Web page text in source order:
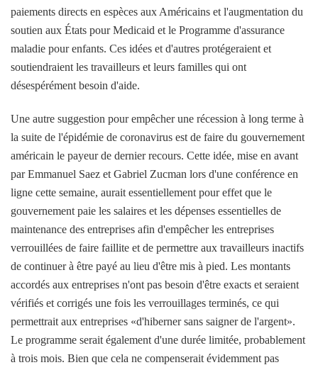
paiements directs en espèces aux Américains et l'augmentation du
soutien aux États pour Medicaid et le Programme d'assurance
maladie pour enfants. Ces idées et d'autres protégeraient et
soutiendraient les travailleurs et leurs familles qui ont
désespérément besoin d'aide.
Une autre suggestion pour empêcher une récession à long terme à
la suite de l'épidémie de coronavirus est de faire du gouvernement
américain le payeur de dernier recours. Cette idée, mise en avant
par Emmanuel Saez et Gabriel Zucman lors d'une conférence en
ligne cette semaine, aurait essentiellement pour effet que le
gouvernement paie les salaires et les dépenses essentielles de
maintenance des entreprises afin d'empêcher les entreprises
verrouillées de faire faillite et de permettre aux travailleurs inactifs
de continuer à être payé au lieu d'être mis à pied. Les montants
accordés aux entreprises n'ont pas besoin d'être exacts et seraient
vérifiés et corrigés une fois les verrouillages terminés, ce qui
permettrait aux entreprises «d'hiberner sans saigner de l'argent».
Le programme serait également d'une durée limitée, probablement
à trois mois. Bien que cela ne compenserait évidemment pas